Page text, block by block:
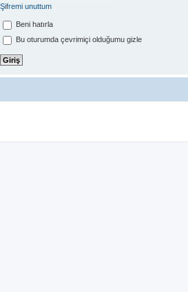
Şifremi unuttum
Beni hatırla
Bu oturumda çevrimiçi olduğumu gizle